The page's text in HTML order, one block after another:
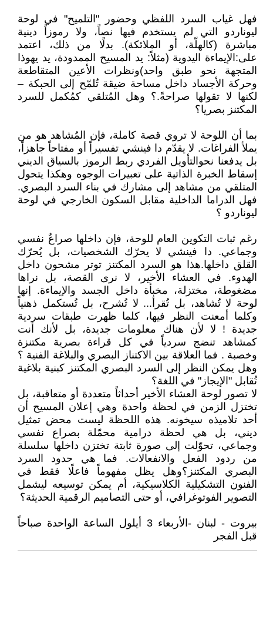
فهل غياب السرد اللفظي وحضور "التلميح" في لوحة
ليوناردو التي لم يستخدم فيها نصاً، ولا رموزاً دينية
مباشرة (كالهلّة، أو الملائكة). بدلًا من ذلك، اعتمد
على:الإيماءة اليدوية (مثلاً: يد المسيح الممدودة، يد يهوذا
المتجهة نحو طبق واحد)ونظرات الأعين المتقاطعة
وحركة الأجساد داخل مساحة ضيقة تُلمّح إلى الحبكة –
لكنها لا تقولها صراحةً.؟ وهل المُتلقي كمُكمل للسرد
المكتنز بصريا؟
بما أن اللوحة لا تروي قصة كاملة، فإن المُشاهد هو من
يملأ الفراغات. لا يقدّم دا فينشي تفسيراً أو مفتاحاً جاهزاً،
بل يدفعنا نحوالتأويل الفردي ربط الرموز بالسياق الديني
إسقاط الخبرة الذاتية على تعبيرات الوجوه وهكذا يتحول
المتلقي من مشاهد إلى مشارك في بناء السرد البصري.
فهل الدراما الداخلية مقابل السكون الخارجي في لوحة
ليوناردو ؟
رغم ثبات التكوين العام للوحة، فإن داخلها صراعٌ نفسي
وجماعي. دا فينشي لا يحرّك الشخصيات، بل يُحرّك
القلق داخلها.هذا هو السرد المكتنز توتر مشحون داخل
الهدوء. في العشاء الأخير، لا نرى القصة، بل نراها
مضغوطة، مختزلة، مخبأة داخل الجسد والإيماءة. إنها
لوحة لا تُشاهد، بل تُقرأ... لا تُشرح، بل تُستكمل ذهنياً
وكلما أمعنت النظر فيها، كلما ظهرت طبقات سردية
جديدة ! لا لأن هناك معلومات جديدة، بل لأنك أنت
كمشاهد تنضج سردياً في كل قراءة بصرية مكتنزة
وخصبة . فما العلاقة بين الاكتناز البصري والبلاغة الفنية ؟
وهل يمكن النظر إلى السرد البصري المكتنز كبنية بلاغية
تُقابل "الإيجاز" في اللغة؟
لا تصور لوحة العشاء الأخير أحداثاً متعددة أو متعاقبة، بل
تختزل الزمن في لحظة واحدة وهي إعلان المسيح أن
أحد تلاميذه سيخونه. هذه اللحظة ليست محض تمثيل
ديني، بل هي لحظة درامية محمّلة بصراع نفسي
وجماعي، تحوّلت إلى صورة ثابتة تختزن داخلها سلسلة
من ردود الفعل والانفعالات. فما هي حدود السرد
البصري المكتنز؟وهل يظل مفهوماً فاعلًا فقط في
الفنون التشكيلية الكلاسيكية، أم يمكن توسيعه ليشمل
التصوير الفوتوغرافي، أو حتى التصاميم الرقمية الحديثة؟
بيروت - لبنان -الأربعاء 3 أيلول الساعة الواحدة صباحاً
قبل الفجر